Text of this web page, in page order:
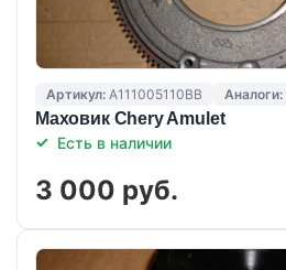
Артикул: A111005110BB Аналоги:
Маховик Chery Amulet
Есть в наличии
3 000 руб.